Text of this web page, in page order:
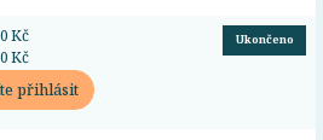
Kč
Kč
Ukončeno
přihlásit